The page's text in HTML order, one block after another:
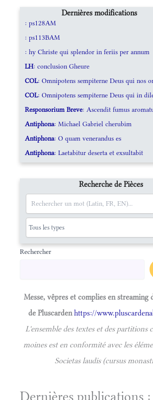
Dernières modifications
: ps128AM
: ps113BAM
: hy Christe qui splendor in feriis per annum
LH: conclusion Gheure
COL: Omnipotens sempiterne Deus qui nos
COL: Omnipotens sempiterne Deus qui in
Responsorium Breve: Ascendit fumus
Antiphona: Michael Gabriel cherubim
Antiphona: O quam venerandus es
Antiphona: Laetabitur deserta et exsultabit
Recherche de Pièces
Rechercher
Messe, vêpres et complies en streaming
de Pluscardenhttps://
L'ensemble des textes et des partitions
moines est en conformité avec les
Societas laudis (cursus
Dernières publications :